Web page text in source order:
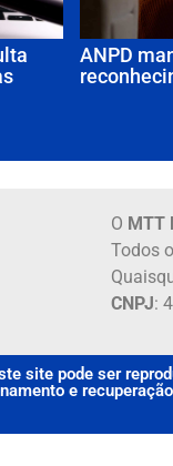
ANPD
O MTT
Todos
CNPJ:
site pode ser
e